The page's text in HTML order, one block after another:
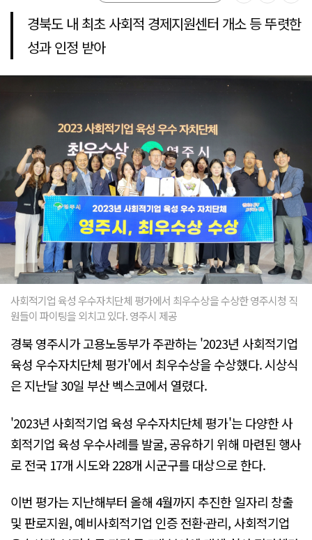
경북도 내 최초 사회적 경제지원센터 개소 등 뚜렷한
성과 인정 받아
사회적기업 육성 우수자치단체 평가에서 최우수상을 수상한 영주시청 직
원들이 파이팅을 외치고 있다. 영주시 제공
경북 영주시가 고용노동부가 주관하는 '2023년 사회적기업
육성 우수자치단체 평가'에서 최우수상을 수상했다. 시상식
은 지난달 30일 부산 벡스코에서 열렸다.
'2023년 사회적기업 육성 우수자치단체 평가'는 다양한 사
회적기업 육성 우수사례를 발굴, 공유하기 위해 마련된 행사
로 전국 17개 시도와 228개 시군구를 대상으로 한다.
이번 평가는 지난해부터 올해 4월까지 추진한 일자리 창출
및 판로지원, 예비사회적기업 인증 전환·관리, 사회적기업